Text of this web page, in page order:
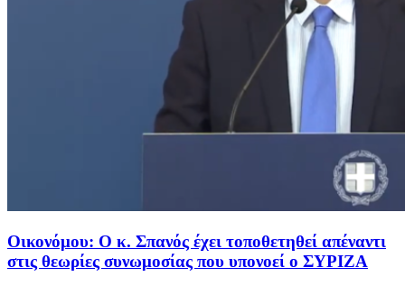
Οικονόμου: Ο κ. Σπανός έχει τοποθετηθεί απέναντι
στις θεωρίες συνωμοσίας που υπονοεί ο ΣΥΡΙΖΑ